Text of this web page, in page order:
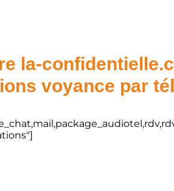
la-
voyance par